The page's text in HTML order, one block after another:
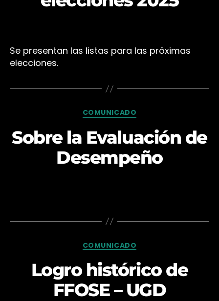
Se presentan las listas para las próximas
elecciones.
Categorías
COMUNICADO
Sobre la Evaluación de
Desempeño
Categorías
COMUNICADO
Logro histórico de
FFOSE – UGD